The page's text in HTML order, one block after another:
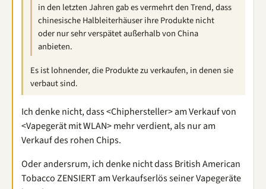
in den letzten Jahren gab es vermehrt den Trend, dass
chinesische Halbleiterhäuser ihre Produkte nicht
oder nur sehr verspätet außerhalb von China
anbieten.
Es ist lohnender, die Produkte zu verkaufen, in denen sie
verbaut sind.
Ich denke nicht, dass <Chiphersteller> am Verkauf von
<Vapegerät mit WLAN> mehr verdient, als nur am
Verkauf des rohen Chips.
Oder andersrum, ich denke nicht dass British American
Tobacco ZENSIERT am Verkaufserlös seiner Vapegeräte